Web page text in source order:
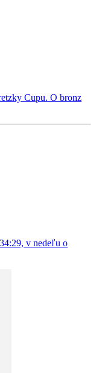
Cupu. O bronz
v nedeľu o